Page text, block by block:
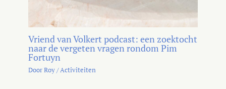
Vriend van Volkert podcast: een zoektocht
naar de vergeten vragen rondom Pim
Fortuyn
DoorRoy/Activiteiten